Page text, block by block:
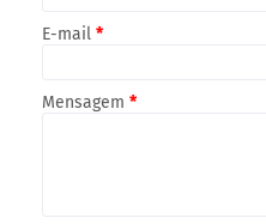
E-mail *
Mensagem *